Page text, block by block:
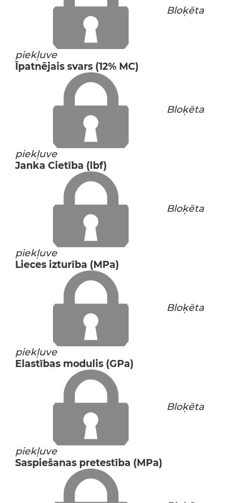
Bloķēta
piekļuve
Īpatnējais svars (12% MC)
Bloķēta
piekļuve
Janka Cietība (lbf)
Bloķēta
piekļuve
Lieces izturība (MPa)
Bloķēta
piekļuve
Elastības modulis (GPa)
Bloķēta
piekļuve
Saspiešanas pretestība (MPa)